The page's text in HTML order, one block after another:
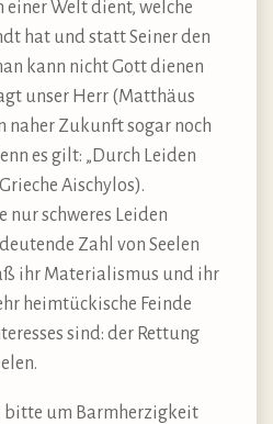
einer Welt dient, welche
hat und statt Seiner den
kann nicht Gott dienen
unser Herr (Matthäus
naher Zukunft sogar noch
es gilt: „Durch Leiden
Aischylos).
nur schweres Leiden
Zahl von Seelen
ihr Materialismus und ihr
heimtückische Feinde
sind: der Rettung
um Barmherzigkeit